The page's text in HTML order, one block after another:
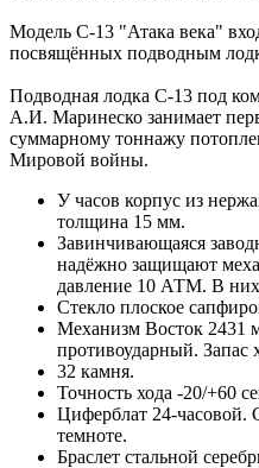
Модель С-13 "Атака века"
посвящённых подводным
Подводная лодка С-13 под
А.И. Маринеско занимает
суммарному тоннажу
Мировой войны.
У часов корпус из
толщина 15 мм.
Завинчивающаяся
надёжно защищают
давление 10 АТМ. В
Стекло плоское
Механизм Восток 2431
противоударный. Запас
32 камня.
Точность хода -20/+60
Циферблат 24-часовой.
темноте.
Браслет стальной